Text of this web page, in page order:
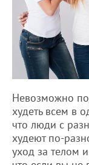
Невозможно
худеть всем в
что люди с
худеют по-
уход за телом